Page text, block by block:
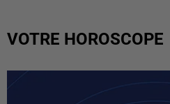
VOTRE HOROSCOPE